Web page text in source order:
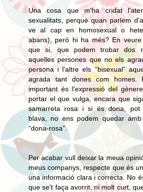
Una cosa que m'ha cridat
sexualitats, perquè quan parlem
ve al cap en homosexual o
abans), però hi ha més? En
que si, que podem trobar dos
aquelles persones que no els
persona i l’altre els “bisexual”
agrada tant dones com homes.
important és l'expressió del
portar el que vulga, encara que
samarreta rosa i si és dona, pot
blava, no ens podem quedar
“dona-rosa”.
Per acabar vull deixar la meua
meus companys, respecte que és
una informació clara i correcta. No
que se't faça avorrit, ni molt curt,